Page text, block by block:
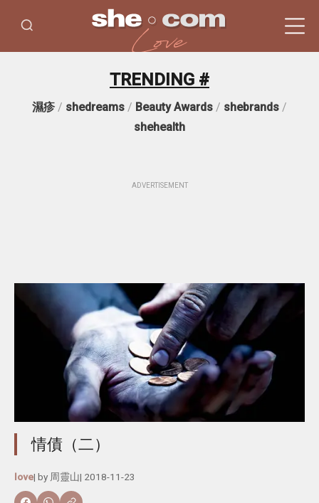
TRENDING #
濕疹 / shedreams / Beauty Awards / shebrands /
shehealth
ADVERTISEMENT
情債（二）
love| by 周靈山| 2018-11-23